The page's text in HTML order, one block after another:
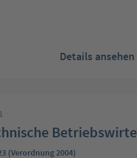
Details ansehen
Betriebswirte
(Verordnung 2004)